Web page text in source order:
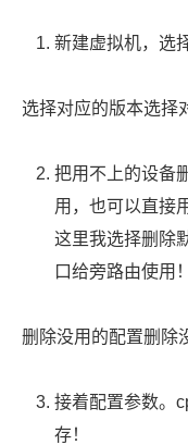
新建虚拟机，选
选择对应的版本选择
把用不上的设备
用，也可以直接
这里我选择删除
口给旁路由使用
删除没用的配置删除
接着配置参数。
存！